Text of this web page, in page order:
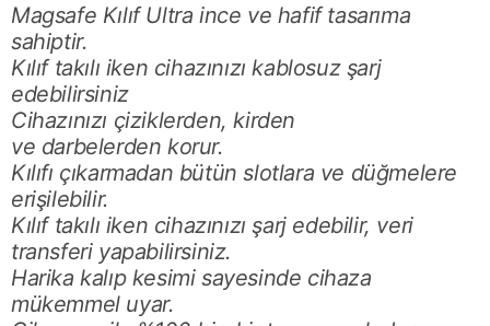
Magsafe Kılıf Ultra ince ve hafif tasarıma
sahiptir.
Kılıf takılı iken cihazınızı kablosuz şarj
edebilirsiniz
Cihazınızı çiziklerden, kirden
ve darbelerden korur.
Kılıfı çıkarmadan bütün slotlara ve düğmelere
erişilebilir.
Kılıf takılı iken cihazınızı şarj edebilir, veri
transferi yapabilirsiniz.
Harika kalıp kesimi sayesinde cihaza
mükemmel uyar.